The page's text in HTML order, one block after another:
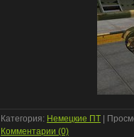
Категория: Немецкие ПТ |
Комментарии (0)